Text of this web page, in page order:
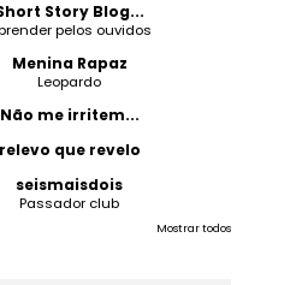
Story Blog...
pelos ouvidos
Menina Rapaz
Leopardo
Não me irritem...
relevo que revelo
seismaisdois
Passador club
Mostrar todos